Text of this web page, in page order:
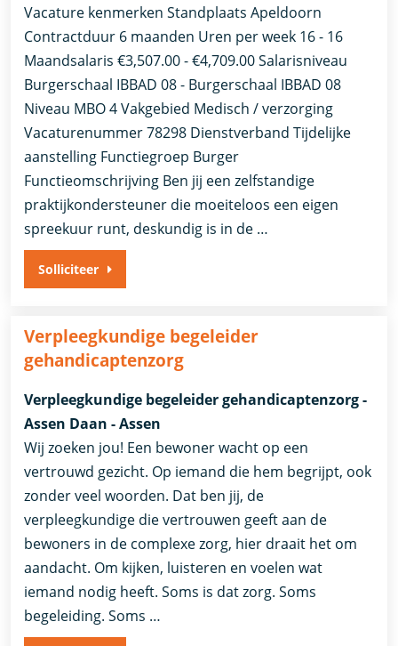
Vacature kenmerken Standplaats Apeldoorn
Contractduur 6 maanden Uren per week 16 - 16
Maandsalaris €3,507.00 - €4,709.00 Salarisniveau
Burgerschaal IBBAD 08 - Burgerschaal IBBAD 08
Niveau MBO 4 Vakgebied Medisch / verzorging
Vacaturenummer 78298 Dienstverband Tijdelijke
aanstelling​​ Functiegroep Burger​
Functieomschrijving Ben jij een zelfstandige
praktijkondersteuner die moeiteloos een eigen
spreekuur runt, deskundig is in de …
Solliciteer
Verpleegkundige begeleider
gehandicaptenzorg
Verpleegkundige begeleider gehandicaptenzorg -
Assen Daan - Assen
Wij zoeken jou! Een bewoner wacht op een
vertrouwd gezicht. Op iemand die hem begrijpt, ook
zonder veel woorden. Dat ben jij, de
verpleegkundige die vertrouwen geeft aan de
bewoners in de complexe zorg, hier draait het om
aandacht. Om kijken, luisteren en voelen wat
iemand nodig heeft. Soms is dat zorg. Soms
begeleiding. Soms …